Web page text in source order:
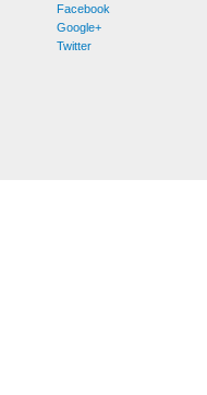
Facebook
Google+
Twitter